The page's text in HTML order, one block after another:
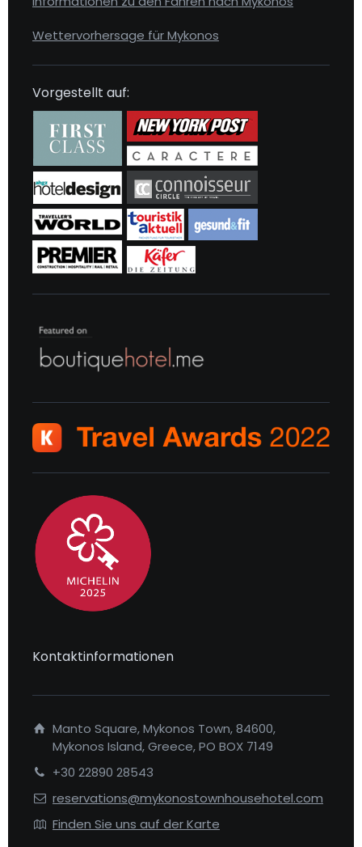
Wettervorhersage für Mykonos
Vorgestellt auf:
Kontaktinformationen
Manto Square, Mykonos Town, 84600,
Mykonos Island, Greece, PO BOX 7149
+30 22890 28543
reservations@mykonostownhousehotel.com
Finden Sie uns auf der Karte